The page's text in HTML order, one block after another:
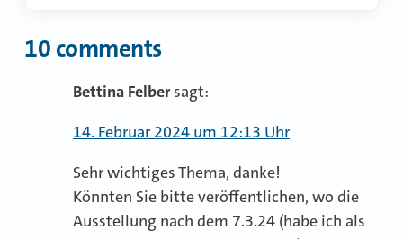
10 comments
Bettina Felber sagt:
14. Februar 2024 um 12:13 Uhr
Sehr wichtiges Thema, danke!
Könnten Sie bitte veröffentlichen, wo die
Ausstellung nach dem 7.3.24 (habe ich als